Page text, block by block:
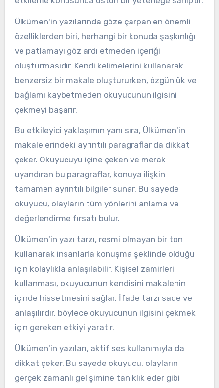
Ülkümen'in yazılarında göze çarpan en önemli
özelliklerden biri, herhangi bir konuda şaşkınlığı
ve patlamayı göz ardı etmeden içeriği
oluşturmasıdır. Kendi kelimelerini kullanarak
benzersiz bir makale oluştururken, özgünlük ve
bağlamı kaybetmeden okuyucunun ilgisini
çekmeyi başarır.
Bu etkileyici yaklaşımın yanı sıra, Ülkümen'in
makalelerindeki ayrıntılı paragraflar da dikkat
çeker. Okuyucuyu içine çeken ve merak
uyandıran bu paragraflar, konuya ilişkin
tamamen ayrıntılı bilgiler sunar. Bu sayede
okuyucu, olayların tüm yönlerini anlama ve
değerlendirme fırsatı bulur.
Ülkümen'in yazı tarzı, resmi olmayan bir ton
kullanarak insanlarla konuşma şeklinde olduğu
için kolaylıkla anlaşılabilir. Kişisel zamirleri
kullanması, okuyucunun kendisini makalenin
içinde hissetmesini sağlar. İfade tarzı sade ve
anlaşılırdır, böylece okuyucunun ilgisini çekmek
için gereken etkiyi yaratır.
Ülkümen'in yazıları, aktif ses kullanımıyla da
dikkat çeker. Bu sayede okuyucu, olayların
gerçek zamanlı gelişimine tanıklık eder gibi